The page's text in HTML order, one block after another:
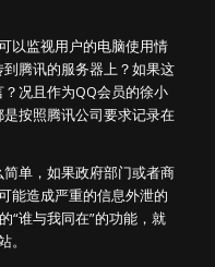
监视用户的电脑使用情
腾讯的服务器上？如果这
况且作为QQ会员的徐小
按照腾讯公司要求记录在
单，如果政府部门或者商
能造成严重的信息外泄的
“谁与我同在”的功能，就